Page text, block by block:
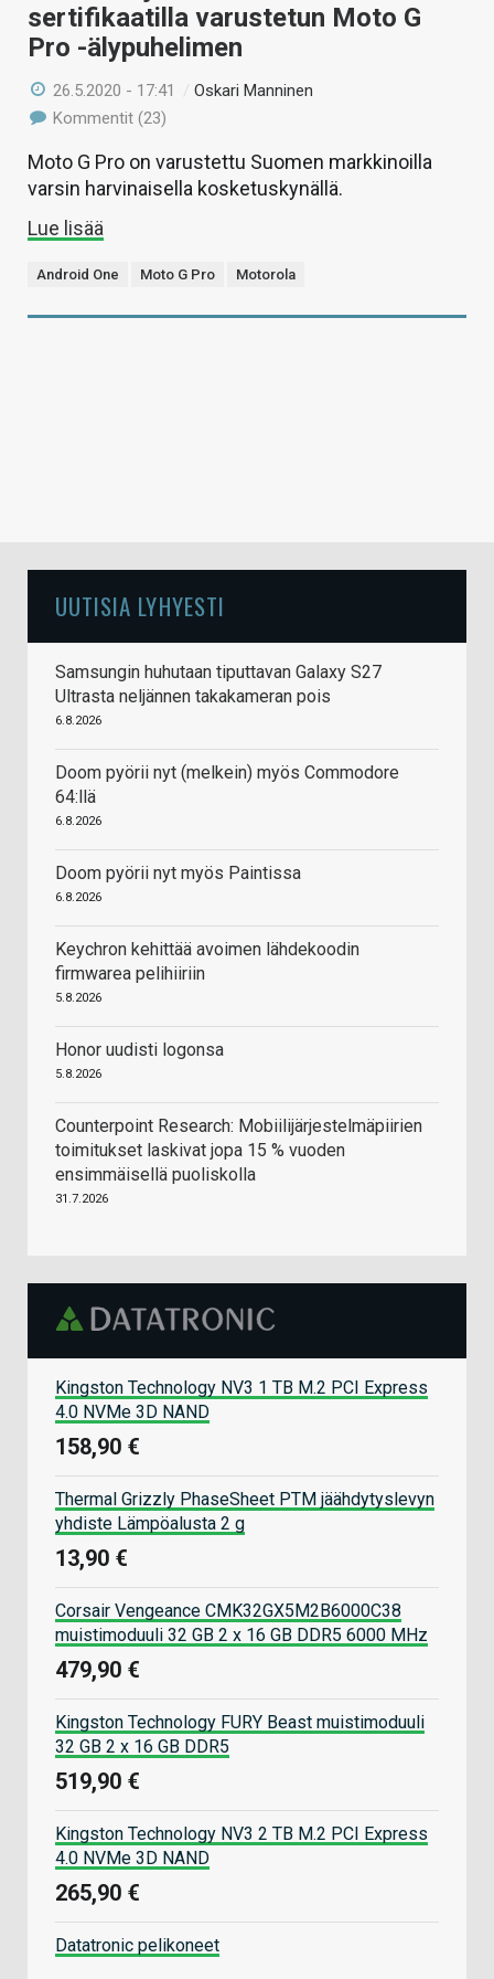
sertifikaatilla varustetun Moto G
Pro -älypuhelimen
26.5.2020 - 17:41 /Oskari Manninen
Kommentit (23)
Moto G Pro on varustettu Suomen markkinoilla
varsin harvinaisella kosketuskynällä.
Lue lisää
Android One Moto G Pro Motorola
UUTISIA LYHYESTI
Samsungin huhutaan tiputtavan Galaxy S27
Ultrasta neljännen takakameran pois
6.8.2026
Doom pyörii nyt (melkein) myös Commodore
64:llä
6.8.2026
Doom pyörii nyt myös Paintissa
6.8.2026
Keychron kehittää avoimen lähdekoodin
firmwarea pelihiiriin
5.8.2026
Honor uudisti logonsa
5.8.2026
Counterpoint Research: Mobiilijärjestelmäpiirien
toimitukset laskivat jopa 15 % vuoden
ensimmäisellä puoliskolla
31.7.2026
Kingston Technology NV3 1 TB M.2 PCI Express
4.0 NVMe 3D NAND
158,90 €
Thermal Grizzly PhaseSheet PTM jäähdytyslevyn
yhdiste Lämpöalusta 2 g
13,90 €
Corsair Vengeance CMK32GX5M2B6000C38
muistimoduuli 32 GB 2 x 16 GB DDR5 6000 MHz
479,90 €
Kingston Technology FURY Beast muistimoduuli
32 GB 2 x 16 GB DDR5
519,90 €
Kingston Technology NV3 2 TB M.2 PCI Express
4.0 NVMe 3D NAND
265,90 €
Datatronic pelikoneet